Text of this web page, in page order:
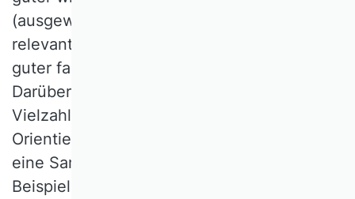
(ausgewählte Links zu für VHB-Mitglieder
relevanten Ethik-Kodizes und Standards
guter fachlicher Praxis finden Sie
Darüber hinaus aber besteht für eine
Vielzahl konkreter Themen
Orientierungsbedarf, dem der VHB durch
eine Sammlung von Hinweisen zu und
Beispielen von „guten fachlicher Praktiken“